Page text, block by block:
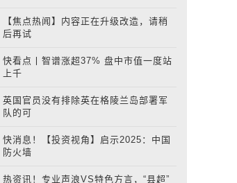
【焦点热闻】内容正在升级改造，请稍
后再试
快看点丨智谱涨超37% 盘中市值一度站
上千
英国官员没有排除英在格陵兰岛部署军
队的可
快消息！【投资视角】启示2025：中国
防火墙
热资讯！专业声浪VS特色方言，“县超”